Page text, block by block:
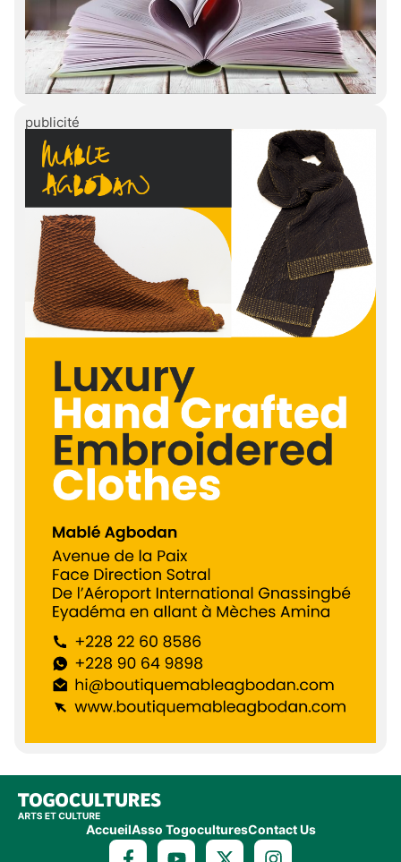
publicité
AccueilAsso TogoculturesContact Us